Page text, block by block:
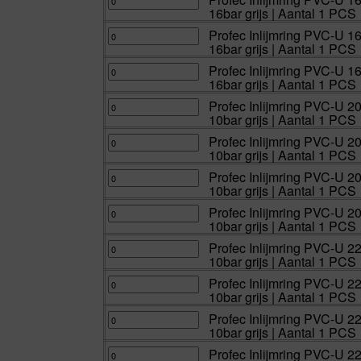
PCS
aantal
grijs
|
1
PCS
aantal
lijmspie
x
16bar
grijs
|
1
PCS
aantal
mm
x
mm
lijmspie
x
16bar
grijs
|
1
PCS
aantal
Inlijmring
PVC-
160
mm
x
mm
lijmspie
x
16bar
grijs
|
1
PCS
aantal
16bar grijs | Aantal 1 PCS
Profec
Inlijmring
PVC-
160
mm
x
mm
lijmspie
x
16bar
grijs
|
1
PCS
aantal
Profec Inlijmring PVC-U
16bar grijs | Aantal 1 PCS
Profec
Inlijmring
PVC-
160
mm
x
mm
lijmspie
x
16bar
grijs
|
1
PCS
aantal
Profec Inlijmring PVC-U
16bar grijs | Aantal 1 PCS
Profec
Inlijmring
PVC-
200
mm
x
mm
lijmspie
x
10bar
grijs
|
1
PCS
aantal
Profec Inlijmring PVC-U
10bar grijs | Aantal 1 PCS
Profec
Inlijmring
PVC-
200
mm
x
mm
lijmspie
x
10bar
grijs
|
1
PCS
aantal
Profec Inlijmring PVC-U
10bar grijs | Aantal 1 PCS
Profec
Inlijmring
PVC-
200
mm
x
mm
lijmspie
x
10bar
grijs
|
1
PCS
aantal
Profec Inlijmring PVC-U
10bar grijs | Aantal 1 PCS
Profec
Inlijmring
PVC-
200
mm
x
mm
lijmspie
x
10bar
grijs
|
1
Profec Inlijmring PVC-U
10bar grijs | Aantal 1 PCS
Profec
Inlijmring
PVC-
225
mm
x
mm
lijmspie
x
10bar
Profec Inlijmring PVC-U
10bar grijs | Aantal 1 PCS
Profec
Inlijmring
PVC-
225
mm
x
mm
Profec Inlijmring PVC-U
10bar grijs | Aantal 1 PCS
Profec
Inlijmring
PVC-
225
Profec Inlijmring PVC-U
10bar grijs | Aantal 1 PCS
Profec Profec Inlijmring PVC-U